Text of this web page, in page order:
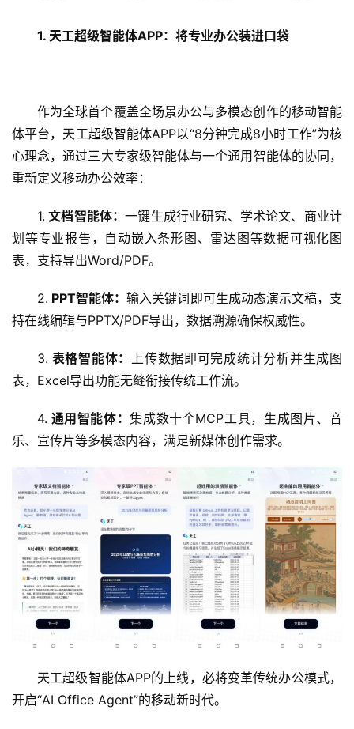
1. 天工超级智能体APP：将专业办公装进口袋
作为全球首个覆盖全场景办公与多模态创作的移动智能
体平台，天工超级智能体APP以“8分钟完成8小时工作”为核
心理念，通过三大专家级智能体与一个通用智能体的协同，
重新定义移动办公效率：
1. 文档智能体：一键生成行业研究、学术论文、商业计
划等专业报告，自动嵌入条形图、雷达图等数据可视化图
表，支持导出Word/PDF。
2. PPT智能体：输入关键词即可生成动态演示文稿，支
持在线编辑与PPTX/PDF导出，数据溯源确保权威性。
3. 表格智能体： 上传数据即可完成统计分析并生成图
表，Excel导出功能无缝衔接传统工作流。
4. 通用智能体：集成数十个MCP工具，生成图片、音
乐、宣传片等多模态内容，满足新媒体创作需求。
天工超级智能体APP的上线，必将变革传统办公模式，
开启“AI Office Agent”的移动新时代。